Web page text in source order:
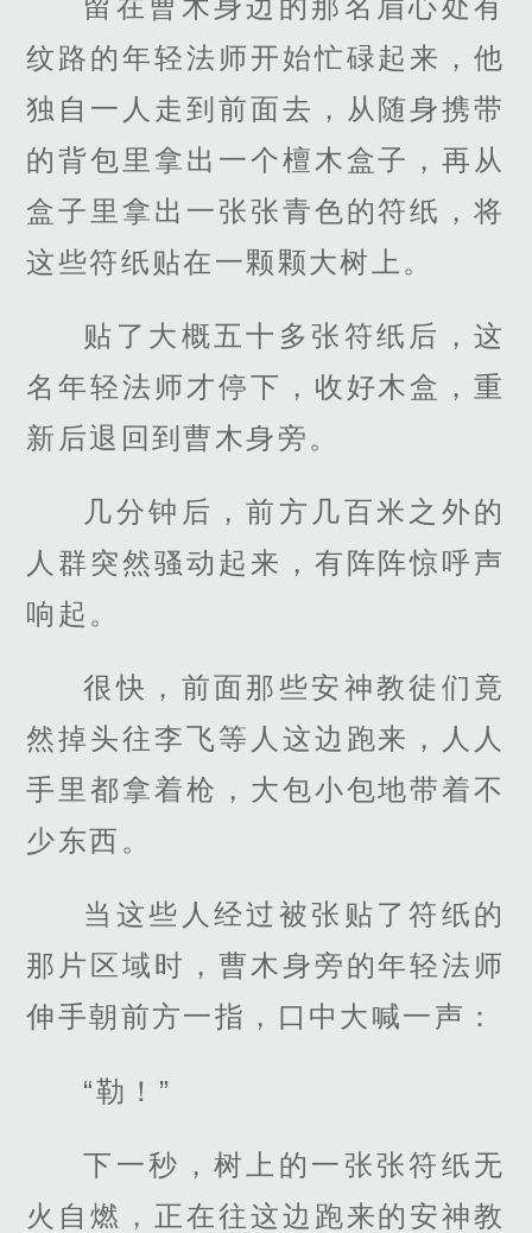
纹路的年轻法师开始忙碌起来，他
独自一人走到前面去，从随身携带
的背包里拿出一个檀木盒子，再从
盒子里拿出一张张青色的符纸，将
这些符纸贴在一颗颗大树上。
贴了大概五十多张符纸后，这
名年轻法师才停下，收好木盒，重
新后退回到曹木身旁。
几分钟后，前方几百米之外的
人群突然骚动起来，有阵阵惊呼声
响起。
很快，前面那些安神教徒们竟
然掉头往李飞等人这边跑来，人人
手里都拿着枪，大包小包地带着不
少东西。
当这些人经过被张贴了符纸的
那片区域时，曹木身旁的年轻法师
伸手朝前方一指，口中大喊一声：
“勒！”
下一秒，树上的一张张符纸无
火自燃，正在往这边跑来的安神教